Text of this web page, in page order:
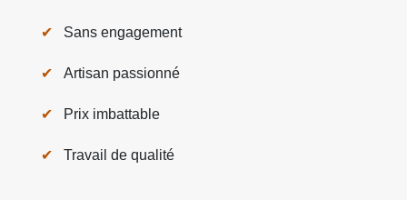
Sans engagement
Artisan passionné
Prix imbattable
Travail de qualité